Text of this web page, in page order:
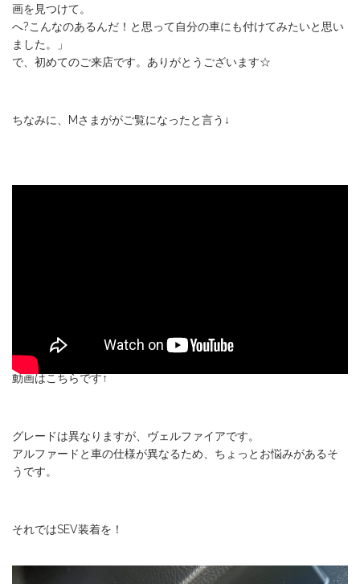
画を見つけて。
へ?こんなのあるんだ！と思って自分の車にも付けてみたいと思い
ました。」
で、初めてのご来店です。ありがとうございます☆
ちなみに、Mさまががご覧になったと言う↓
動画はこちらです↑
グレードは異なりますが、ヴェルファイアです。
アルファードと車の仕様が異なるため、ちょっとお悩みがあるそ
うです。
それではSEV装着を！